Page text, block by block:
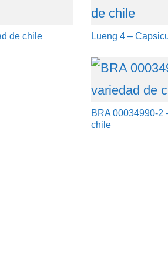
de chile Lueng 4 –
BRA 00034990-2
chile